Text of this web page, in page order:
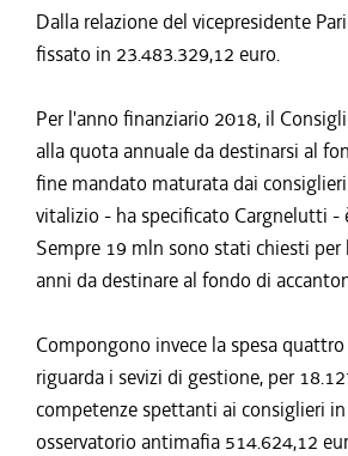
Dalla relazione del vicepresidente
fissato in 23.483.329,12 euro.
Per l'anno finanziario 2018, il
alla quota annuale da destinarsi al
fine mandato maturata dai
vitalizio - ha specificato Cargnelutti
Sempre 19 mln sono stati chiesti
anni da destinare al fondo di
Compongono invece la spesa
riguarda i sevizi di gestione, per
competenze spettanti ai consiglieri
osservatorio antimafia 514.624,12